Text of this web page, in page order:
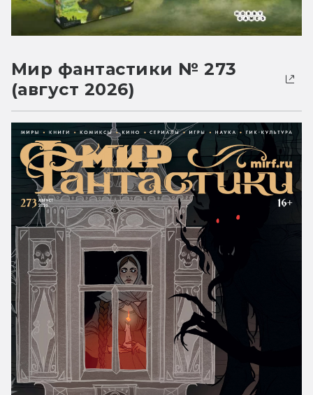
Мир фантастики № 273
(август 2026)